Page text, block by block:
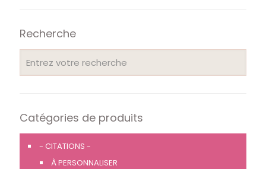
Recherche
Catégories de produits
- CITATIONS -
À PERSONNALISER